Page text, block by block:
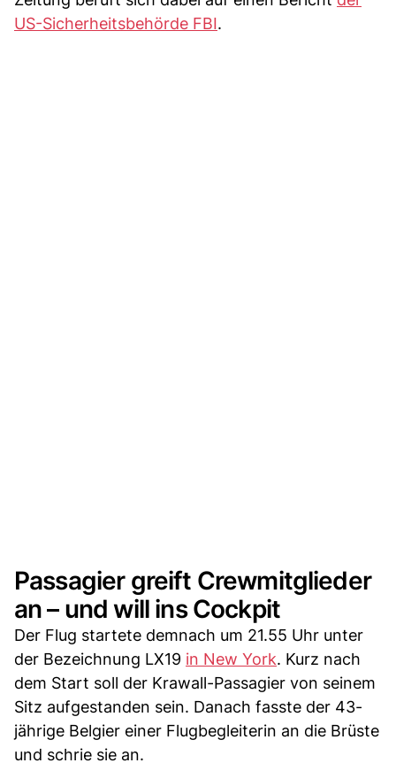
US-Sicherheitsbehörde FBI.
Passagier greift Crewmitglieder
an – und will ins Cockpit
Der Flug startete demnach um 21.55 Uhr unter
der Bezeichnung LX19 in New York. Kurz nach
dem Start soll der Krawall-Passagier von seinem
Sitz aufgestanden sein. Danach fasste der 43-
jährige Belgier einer Flugbegleiterin an die Brüste
und schrie sie an.